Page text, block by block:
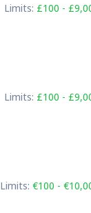
Limits: £100 -
Limits: £100 -
Limits: €100 -